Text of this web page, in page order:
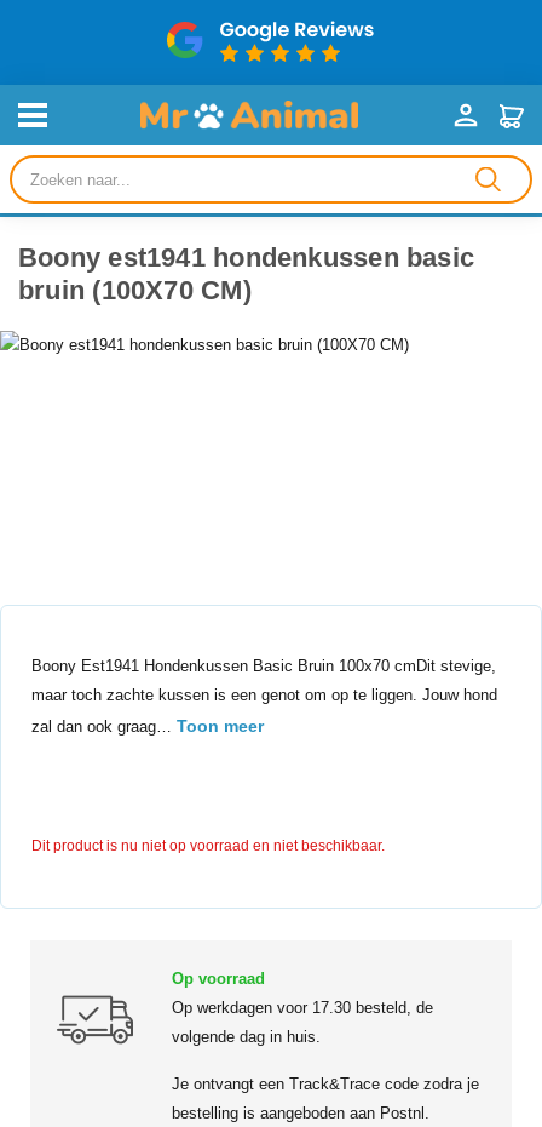
Producten
zoeken
Boony est1941 hondenkussen basic
bruin (100X70 CM)
Boony Est1941 Hondenkussen Basic Bruin 100x70 cmDit stevige,
maar toch zachte kussen is een genot om op te liggen. Jouw hond
zal dan ook graag… Toon meer
Dit product is nu niet op voorraad en niet beschikbaar.
Op voorraad
Op werkdagen voor 17.30 besteld, de
volgende dag in huis.
Je ontvangt een Track&Trace code zodra je
bestelling is aangeboden aan Postnl.